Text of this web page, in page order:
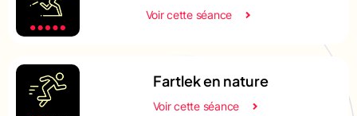
Voir cette séance
Fartlek en nature
Voir cette séance